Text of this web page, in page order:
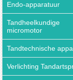
Endo-apparatuur
Tandheelkundige
micromotor
Tandtechnische
Verlichting